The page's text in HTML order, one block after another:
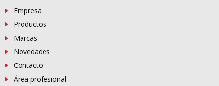
Empresa
Productos
Marcas
Novedades
Contacto
Área profesional